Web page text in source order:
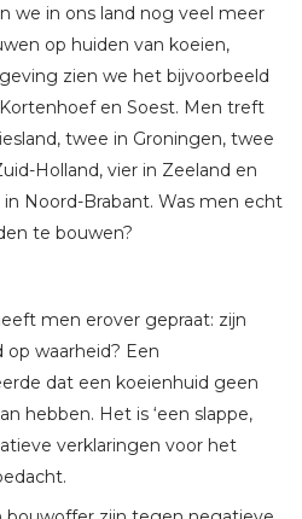
we in ons land nog veel meer
op huiden van koeien,
zien we het bijvoorbeeld
en Soest. Men treft
twee in Groningen, twee
Holland, vier in Zeeland en
Noord-Brabant. Was men echt
te bouwen?
men erover gepraat: zijn
waarheid? Een
dat een koeienhuid geen
hebben. Het is ‘een slappe,
verklaringen voor het